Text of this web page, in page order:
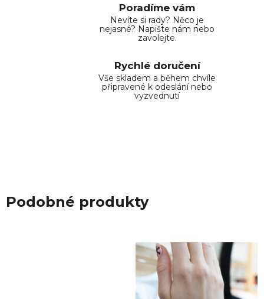
Poradíme vám
Nevíte si rady? Něco je
nejasné? Napište nám nebo
zavolejte.
Rychlé doručení
Vše skladem a během chvíle
připravené k odeslání nebo
vyzvednutí
Podobné produkty